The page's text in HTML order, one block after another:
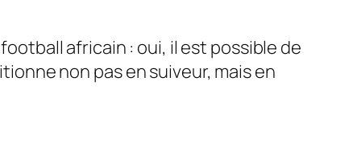
africain : oui, il est possible de
non pas en suiveur, mais en